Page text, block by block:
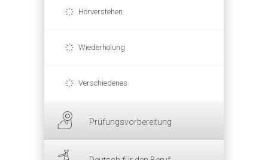
Hörverstehen
Wiederholung
Verschiedenes
Prüfungsvorbereitung